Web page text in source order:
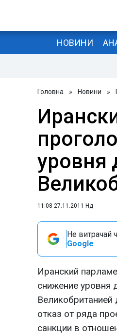
НОВИНИ
Головна » Новини »
уровня
11:08 27.11.2011 Нд
Не витрачай
Google
Иранский
снижение уровня
отказ от ряда
санкции в